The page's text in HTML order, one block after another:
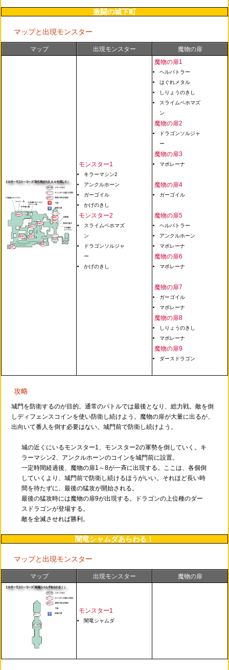
激闘の城下町
マップと出現モンスター
マップ 出現モンスター 魔物の扉
モンスター1
キラーマシン2
アンクルホーン
ガーゴイル
かげのきし
モンスター2
スライムベホマズ
ン
ドラゴンソルジャ
ー
かげのきし
魔物の扉1
ヘルバトラー
はぐれメタル
しりょうのきし
スライムベホマズ
ン
魔物の扉2
ドラゴンソルジャ
ー
魔物の扉3
マポレーナ
魔物の扉4
ガーゴイル
魔物の扉5
ヘルバトラー
アンクルホーン
マポレーナ
魔物の扉6
マポレーナ
魔物の扉7
ガーゴイル
マポレーナ
魔物の扉8
しりょうのきし
マポレーナ
魔物の扉9
ダースドラゴン
攻略
城門を防衛するのが目的。通常のバトルでは最後となり、総力戦。敵を倒
しディフェンスコインを使い防衛し続けよう。魔物の扉が大量に出るが、
出向いて番人を倒す必要はない。城門前で防衛し続けよう。
城の近くにいるモンスター1、モンスター2の軍勢を倒していく。キ
ラーマシン2、アンクルホーンのコインを城門前に設置。
一定時間経過後、魔物の扉1～8が一斉に出現する。ここは、各個倒
していくより、城門前で防衛し続けるほうがいい。それほど長い時
間を待たずに、最後の猛攻が開始される。
最後の猛攻時には魔物の扉9が出現する。ドラゴンの上位種のダー
スドラゴンが登場する。
敵を全滅させれば勝利。
闇竜シャムダあらわる！
マップと出現モンスター
マップ 出現モンスター 魔物の扉
モンスター1
闇竜シャムダ